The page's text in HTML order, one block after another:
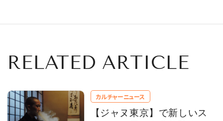
RELATED ARTICLE
カルチャーニュース
【ジャヌ東京】で新しいス